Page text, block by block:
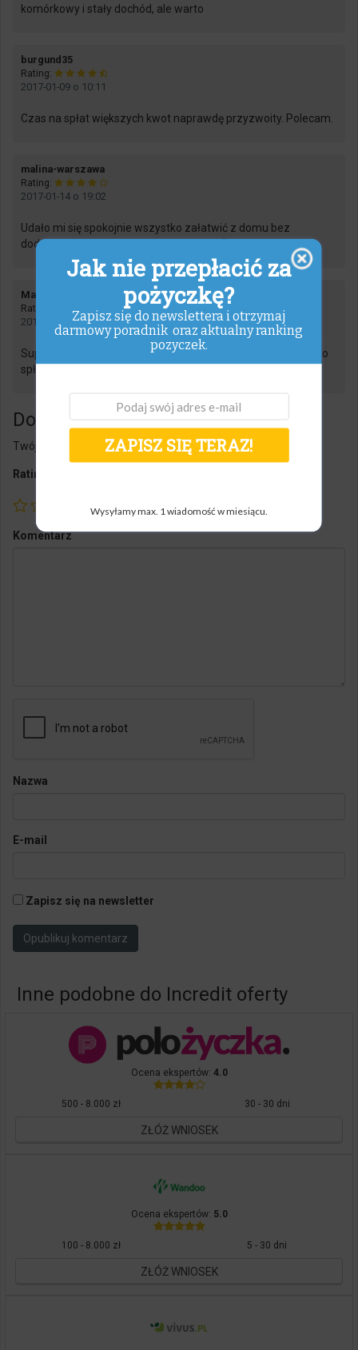
komórkowy i stały dochód, ale warto
burgund35says:
Rating:
2017-01-09 o 10:11
Czas na spłat większych kwot naprawdę przyzwoity. Polecam.
malina-warszawasays:
Rating:
2017-01-14 o 19:02
Udało mi się spokojnie wszystko załatwić z domu bez
dodatkowego łażenia po jakieś papiery 🙂
Mateo27
Rating:
2017-02-01 o 12:35
Super, że pierwsza pożyczka aż do 2k i jak się w miarę szybko
spłaci to za darmo jest.
Dodaj komentarz
Twój adres email nie zostanie opublikowany.
Rating
Komentarz
Nazwa
E-mail
Zapisz się na newsletter
Inne podobne do Incredit oferty
Ocena ekspertów: 4.0
500 - 8.000 zł 30 - 30 dni
ZŁÓŻ WNIOSEK
Ocena ekspertów: 5.0
100 - 8.000 zł 5 - 30 dni
ZŁÓŻ WNIOSEK
Jak nie przepłacić za
pożyczkę?
Zapisz się do newslettera i otrzymaj
darmowy poradnik oraz aktualny ranking
pozyczek.
ZAPISZ SIĘ TERAZ!
Wysyłamy max. 1 wiadomość w miesiącu.